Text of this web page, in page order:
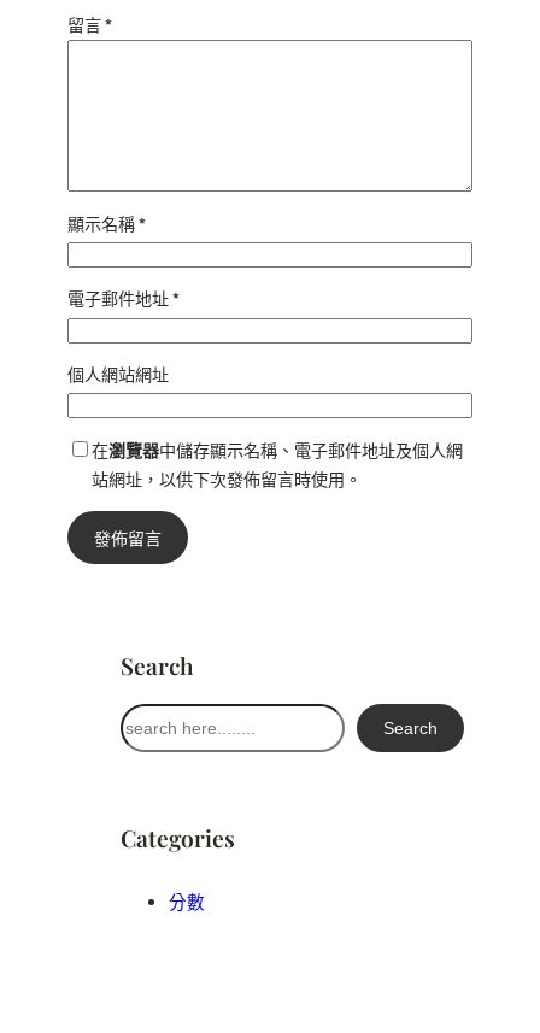
留言*
顯示名稱*
電子郵件地址*
個人網站網址
在瀏覽器中儲存顯示名稱、電子郵件地址及個人網
站網址，以供下次發佈留言時使用。
Search
搜
尋
Search
Categories
分數